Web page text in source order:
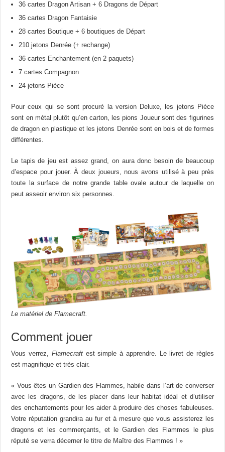
36 cartes Dragon Artisan + 6 Dragons de Départ
36 cartes Dragon Fantaisie
28 cartes Boutique + 6 boutiques de Départ
210 jetons Denrée (+ rechange)
36 cartes Enchantement (en 2 paquets)
7 cartes Compagnon
24 jetons Pièce
Pour ceux qui se sont procuré la version Deluxe, les jetons Pièce
sont en métal plutôt qu’en carton, les pions Joueur sont des figurines
de dragon en plastique et les jetons Denrée sont en bois et de formes
différentes.
Le tapis de jeu est assez grand, on aura donc besoin de beaucoup
d’espace pour jouer. À deux joueurs, nous avons utilisé à peu près
toute la surface de notre grande table ovale autour de laquelle on
peut asseoir environ six personnes.
Le matériel de Flamecraft.
Comment jouer
Vous verrez, Flamecraftest simple à apprendre. Le livret de règles
est magnifique et très clair.
« Vous êtes un Gardien des Flammes, habile dans l’art de converser
avec les dragons, de les placer dans leur habitat idéal et d’utiliser
des enchantements pour les aider à produire des choses fabuleuses.
Votre réputation grandira au fur et à mesure que vous assisterez les
dragons et les commerçants, et le Gardien des Flammes le plus
réputé se verra décerner le titre de Maître des Flammes ! »